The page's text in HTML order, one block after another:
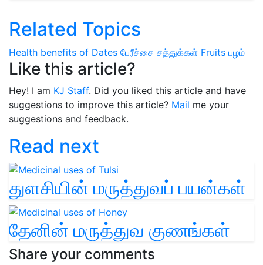
Related Topics
Health benefits of Dates பேரீச்சை சத்துக்கள் Fruits பழம்
Like this article?
Hey! I am KJ Staff. Did you liked this article and have
suggestions to improve this article? Mail me your
suggestions and feedback.
Read next
துளசியின் மருத்துவப் பயன்கள்
தேனின் மருத்துவ குணங்கள்
Share your comments